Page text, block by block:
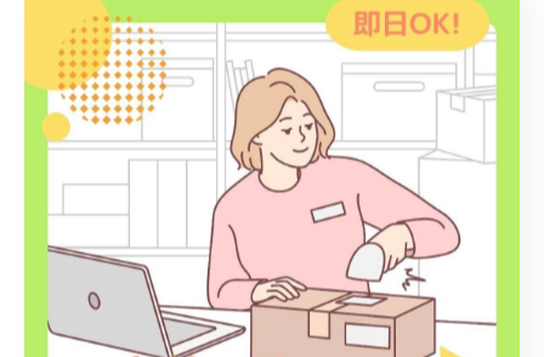
さらに、ミス削減による返品や在庫ロスの減少もコスト
ダウンにも寄与するでしょう。
まとめ
ピッキングの効率化には、時間短縮・ミス削減・コスト
削減といったさまざまなメリットがあります。